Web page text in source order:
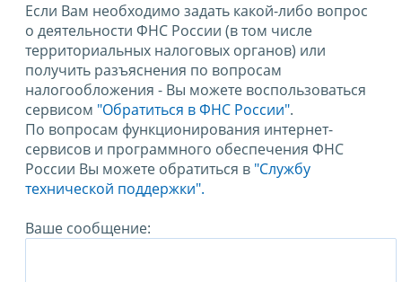
Если Вам необходимо задать какой-либо вопрос
о деятельности ФНС России (в том числе
территориальных налоговых органов) или
получить разъяснения по вопросам
налогообложения - Вы можете воспользоваться
сервисом "Обратиться в ФНС России".
По вопросам функционирования интернет-
сервисов и программного обеспечения ФНС
России Вы можете обратиться в "Службу
технической поддержки".
Ваше сообщение: